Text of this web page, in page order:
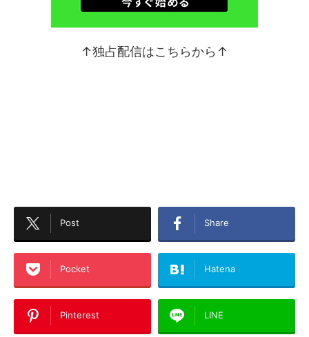
↑独占配信はこちらから↑
Post Share
Pocket Hatena
Pinterest LINE